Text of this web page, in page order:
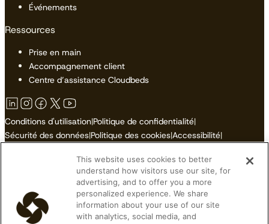
Événements
Ressources
Prise en main
Accompagnement client
Centre d’assistance Cloudbeds
Conditions d'utilisation|Politique de confidentialité|
Sécurité des données|Politique des cookies|Accessibilité|
Ne pas vendre ni partager mes informations personnelles
© 2026 Cloudbeds. Tous droits réservés.
This website uses cookies to better
understand how visitors use our site, for
advertising, and to offer you a more
personalized experience. We share
information about your use of our site
with analytics, social media, and